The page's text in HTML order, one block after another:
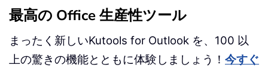
最高の Office 生産性ツール
まったく新しいKutools for Outlook を、100 以
上の驚きの機能とともに体験しましょう！ 今すぐ